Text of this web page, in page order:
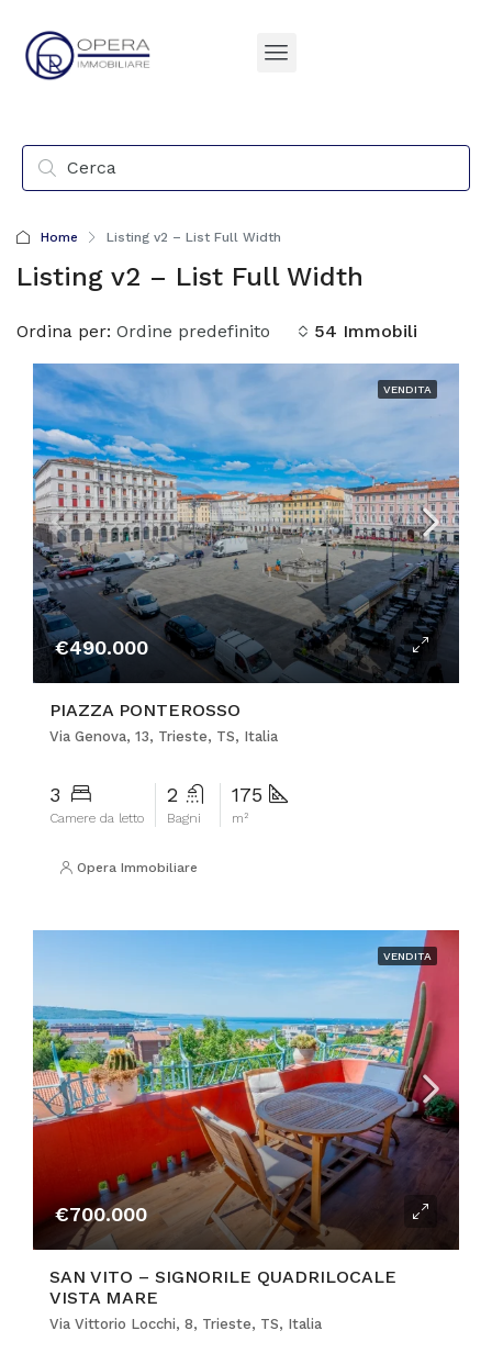
Home Listing v2 – List Full Width
Listing v2 – List Full Width
54 Immobili
Ordina per: Ordine predefinito
VENDITA
€490.000
PIAZZA PONTEROSSO
Via Genova, 13, Trieste, TS, Italia
3
Camere da letto
2
Bagni
175
m²
Opera Immobiliare
VENDITA
€700.000
SAN VITO – SIGNORILE QUADRILOCALE
VISTA MARE
Via Vittorio Locchi, 8, Trieste, TS, Italia